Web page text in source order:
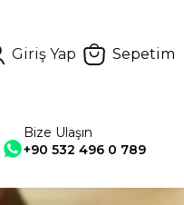
Giriş Yap Sepetim
Bize Ulaşın
+90 532 496 0 789